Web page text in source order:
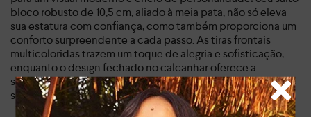
bloco robusto de 10,5 cm, aliado à meia pata, não só eleva
sua estatura com confiança, como também proporciona um
conforto surpreendente a cada passo. As tiras frontais
multicoloridas trazem um toque de alegria e sofisticação,
enquanto o design fechado no calcanhar oferece a
segurança que você precisa para aproveitar cada momento
sem preocupações.